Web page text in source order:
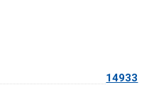
14933